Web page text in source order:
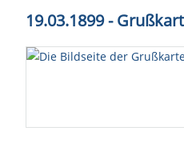
19.03.1899 -